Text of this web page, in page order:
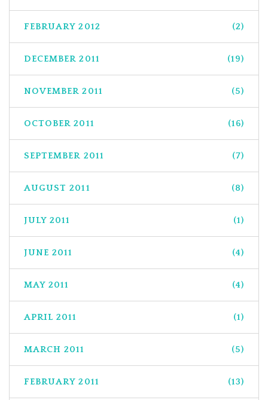
FEBRUARY 2012 (2)
DECEMBER 2011 (19)
NOVEMBER 2011 (5)
OCTOBER 2011 (16)
SEPTEMBER 2011 (7)
AUGUST 2011 (8)
JULY 2011 (1)
JUNE 2011 (4)
MAY 2011 (4)
APRIL 2011 (1)
MARCH 2011 (5)
FEBRUARY 2011 (13)